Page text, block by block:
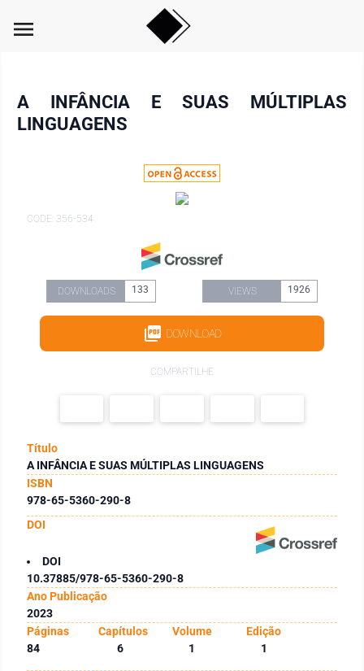
menu
A INFÂNCIA E SUAS MÚLTIPLAS
LINGUAGENS
CODE: 356-534
DOWNLOADS 133 VIEWS 1926
DOWNLOAD
COMPARTILHE
Título
A INFÂNCIA E SUAS MÚLTIPLAS LINGUAGENS
ISBN
978-65-5360-290-8
DOI
DOI
10.37885/978-65-5360-290-8
Ano Publicação
2023
Páginas
Capítulos Volume
Edição
84
6 1 1